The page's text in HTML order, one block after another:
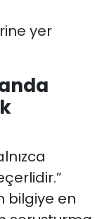
yer
bilgiye en